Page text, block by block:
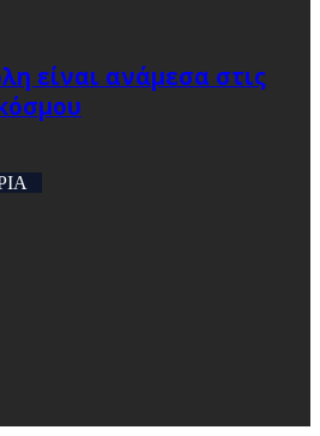
είναι ανάμεσα στις